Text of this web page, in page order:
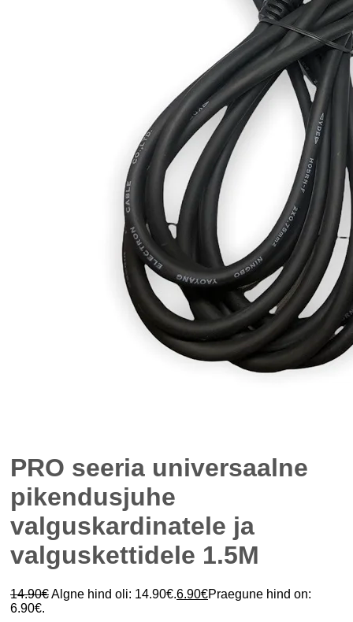
PRO seeria universaalne
pikendusjuhe
valguskardinatele ja
valguskettidele 1.5M
14.90€Algne hind oli: 14.90€.6.90€Praegune hind on:
6.90€.